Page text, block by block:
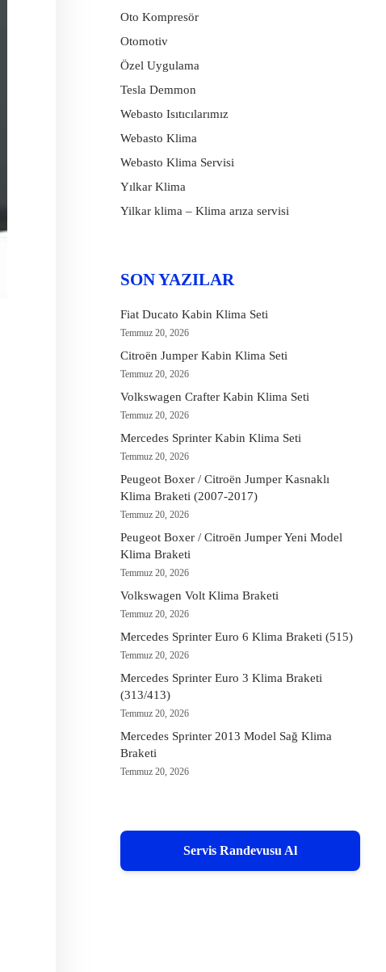
Oto Kompresör
Otomotiv
Özel Uygulama
Tesla Demmon
Webasto Isıtıcılarımız
Webasto Klima
Webasto Klima Servisi
Yılkar Klima
Yilkar klima – Klima arıza servisi
SON YAZILAR
Fiat Ducato Kabin Klima Seti
Temmuz 20, 2026
Citroën Jumper Kabin Klima Seti
Temmuz 20, 2026
Volkswagen Crafter Kabin Klima Seti
Temmuz 20, 2026
Mercedes Sprinter Kabin Klima Seti
Temmuz 20, 2026
Peugeot Boxer / Citroën Jumper Kasnaklı
Klima Braketi (2007-2017)
Temmuz 20, 2026
Peugeot Boxer / Citroën Jumper Yeni Model
Klima Braketi
Temmuz 20, 2026
Volkswagen Volt Klima Braketi
Temmuz 20, 2026
Mercedes Sprinter Euro 6 Klima Braketi (515)
Temmuz 20, 2026
Mercedes Sprinter Euro 3 Klima Braketi
(313/413)
Temmuz 20, 2026
Mercedes Sprinter 2013 Model Sağ Klima
Braketi
Temmuz 20, 2026
Servis Randevusu Al